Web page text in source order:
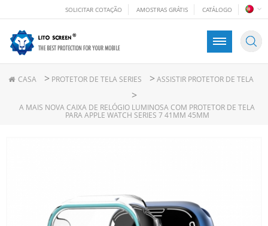
SOLICITAR COTAÇÃO AMOSTRAS GRÁTIS CATÁLOGO
CASA > PROTETOR DE TELA SERIES >ASSISTIR PROTETOR DE TELA
>
A MAIS NOVA CAIXA DE RELÓGIO LUMINOSA COM PROTETOR DE TELA
PARA APPLE WATCH SERIES 7 41MM 45MM